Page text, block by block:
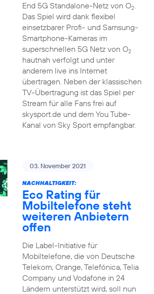
End 5G Standalone-Netz von O2.
Das Spiel wird dank flexibel
einsetzbarer Profi- und Samsung-
Smartphone-Kameras im
superschnellen 5G Netz von O2
hautnah verfolgt und unter
anderem live ins Internet
übertragen. Neben der klassischen
TV-Übertragung ist das Spiel per
Stream für alle Fans frei auf
skysport.de und dem You Tube-
Kanal von Sky Sport empfangbar.
03. November 2021
NACHHALTIGKEIT:
Eco Rating für
Mobiltelefone steht
weiteren Anbietern
offen
Die Label-Initiative für
Mobiltelefone, die von Deutsche
Telekom, Orange, Telefónica, Telia
Company und Vodafone in 24
Ländern unterstützt wird, soll nun